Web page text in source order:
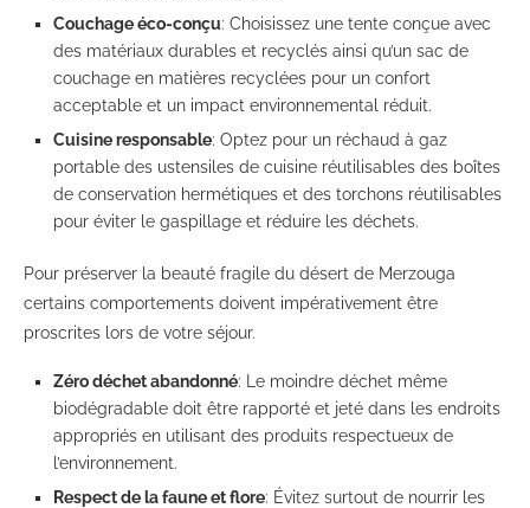
Couchage éco-conçu: Choisissez une tente conçue avec
des matériaux durables et recyclés ainsi qu’un sac de
couchage en matières recyclées pour un confort
acceptable et un impact environnemental réduit.
Cuisine responsable: Optez pour un réchaud à gaz
portable des ustensiles de cuisine réutilisables des boîtes
de conservation hermétiques et des torchons réutilisables
pour éviter le gaspillage et réduire les déchets.
Pour préserver la beauté fragile du désert de Merzouga
certains comportements doivent impérativement être
proscrites lors de votre séjour.
Zéro déchet abandonné: Le moindre déchet même
biodégradable doit être rapporté et jeté dans les endroits
appropriés en utilisant des produits respectueux de
l’environnement.
Respect de la faune et flore: Évitez surtout de nourrir les